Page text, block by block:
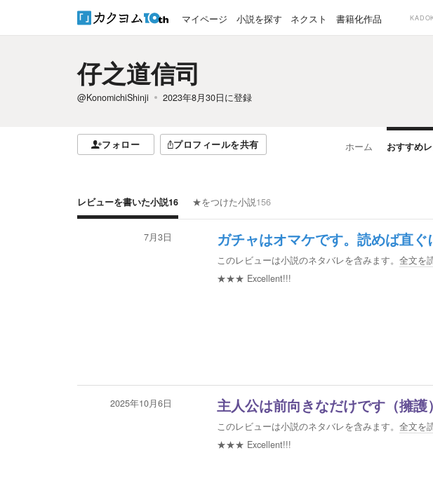
マイページ 小説を探す ネクスト 書籍化作品
仔之道信司
@KonomichiShinji 2023年8月30日に登録
フォロー プロフィールを共有 ホーム おすすめ
レビューを書いた小説16 ★をつけた小説156
7月3日 ガチャはオマケです。読めば直ぐ
このレビューは小説のネタバレを含みます。 全文を
★★★ Excellent!!!
2025年10月6日 主人公は前向きなだけです（擁護）
このレビューは小説のネタバレを含みます。 全文を
★★★ Excellent!!!